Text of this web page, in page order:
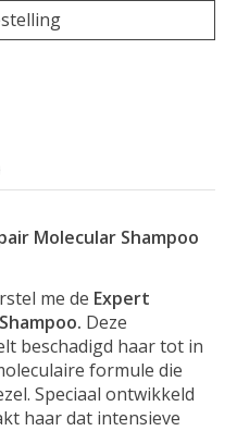
Molecular Shampoo
me de Expert
Deze
beschadigd haar tot in
formule die
Speciaal ontwikkeld
haar dat intensieve